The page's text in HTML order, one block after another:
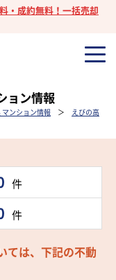
・成約無料！一括売却
ョン情報
マンション情報 ＞ えびの高
件
件
ては、下記の不動